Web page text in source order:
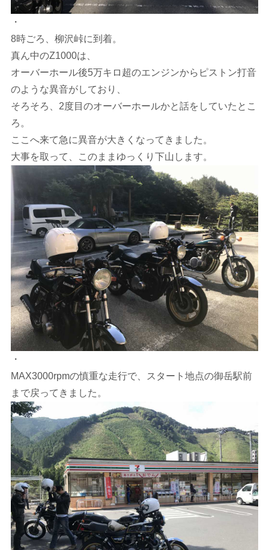
・
8時ごろ、柳沢峠に到着。
真ん中のZ1000は、
オーバーホール後5万キロ超のエンジンからピストン打音
のような異音がしており、
そろそろ、2度目のオーバーホールかと話をしていたとこ
ろ。
ここへ来て急に異音が大きくなってきました。
大事を取って、このままゆっくり下山します。
・
MAX3000rpmの慎重な走行で、スタート地点の御岳駅前
まで戻ってきました。